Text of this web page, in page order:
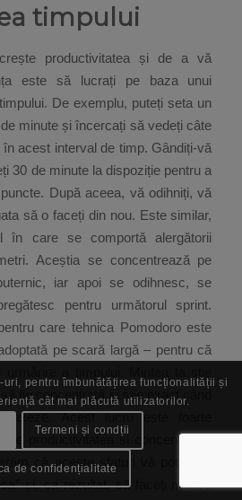
timpului
productivitatea și de a vă
este să lucrați pe baza unui
De exemplu, puteți seta un
minute și încercați să vedeți câte
acest interval de timp. Gândiți-vă
30 de minute la dispoziție pentru a
După aceea, vă odihniți, vă
să o faceți din nou. Este similar,
în care se comportă alergătorii
Aceștia se concentrează pe
iar apoi se odihnesc, se
pentru următorul sprint.
care tehnica Pomodoro este
pe scară largă – pentru că
fie concentrată și știe exact când
Acest lucru este foarte
productivitatea și concentrarea
că aceste sfaturi vă pot ajuta
și, ca rezultat, să faceți munca
pentru îmbunătățirea funcționalității și
cât mai plăcută utilizatorilor.
Termeni și condții
de confidențialitate